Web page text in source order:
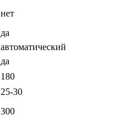
нет
да
автоматический
да
180
25-30
300